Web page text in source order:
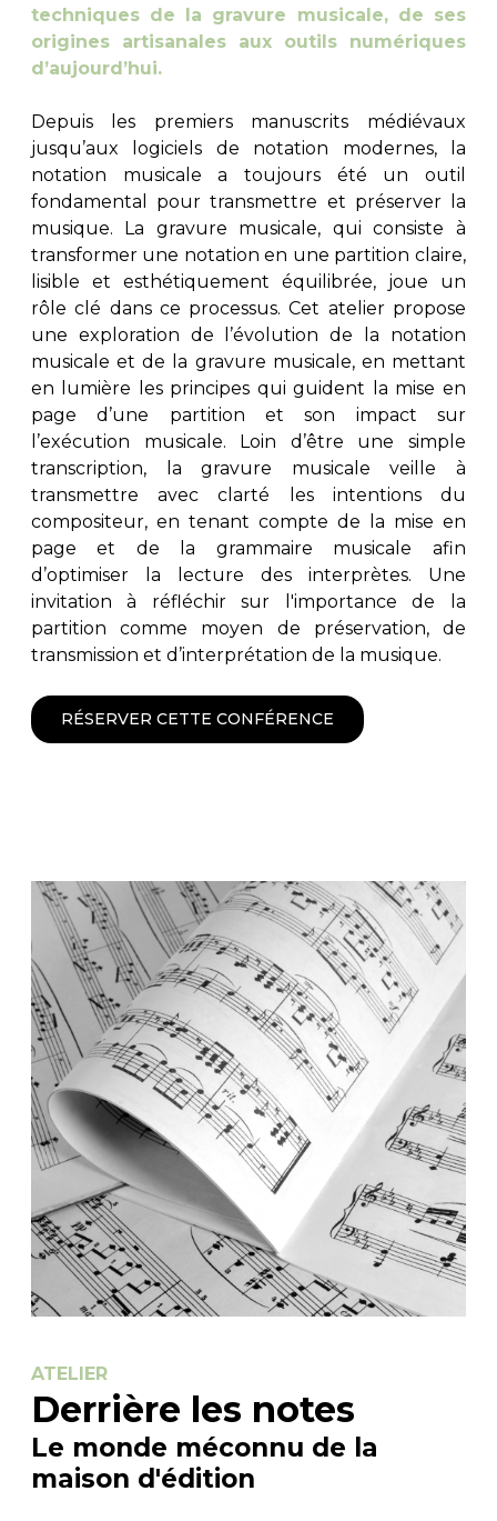
techniques de la gravure musicale, de ses
origines artisanales aux outils numériques
d’aujourd’hui.
Depuis les premiers manuscrits médiévaux
jusqu’aux logiciels de notation modernes, la
notation musicale a toujours été un outil
fondamental pour transmettre et préserver la
musique. La gravure musicale, qui consiste à
transformer une notation en une partition claire,
lisible et esthétiquement équilibrée, joue un
rôle clé dans ce processus. Cet atelier propose
une exploration de l’évolution de la notation
musicale et de la gravure musicale, en mettant
en lumière les principes qui guident la mise en
page d’une partition et son impact sur
l’exécution musicale. Loin d’être une simple
transcription, la gravure musicale veille à
transmettre avec clarté les intentions du
compositeur, en tenant compte de la mise en
page et de la grammaire musicale afin
d’optimiser la lecture des interprètes. Une
invitation à réfléchir sur l'importance de la
partition comme moyen de préservation, de
transmission et d’interprétation de la musique.
RÉSERVER CETTE CONFÉRENCE
ATELIER
Derrière les notes
Le monde méconnu de la
maison d'édition